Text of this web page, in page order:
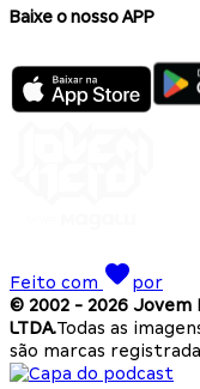
Baixe o nosso APP
Feito com
por
© 2002 - 2026 Jovem
LTDA.Todas as
são marcas